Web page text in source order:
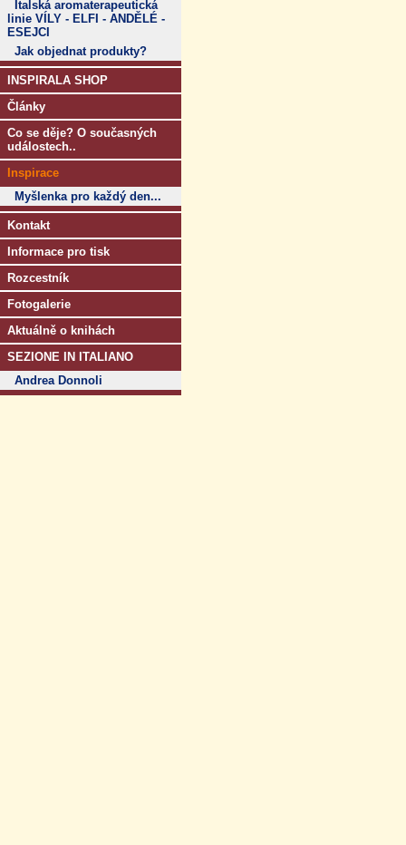
Italská aromaterapeutická
linie VÍLY - ELFI - ANDĚLÉ -
ESEJCI
Jak objednat produkty?
INSPIRALA SHOP
Články
Co se děje? O současných
událostech..
Inspirace
Myšlenka pro každý den...
Kontakt
Informace pro tisk
Rozcestník
Fotogalerie
Aktuálně o knihách
SEZIONE IN ITALIANO
Andrea Donnoli